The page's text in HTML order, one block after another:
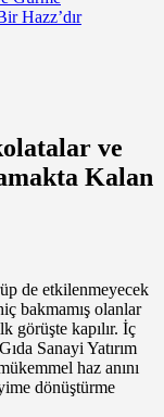
ve
Kalan
de etkilenmeyecek
bakmamış olanlar
görüşte kapılır. İç
Sanayi Yatırım
haz anını
dönüştürme